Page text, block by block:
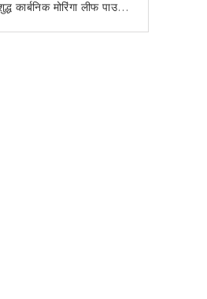
कार्बनिक मोरिंगा लीफ पाउडर